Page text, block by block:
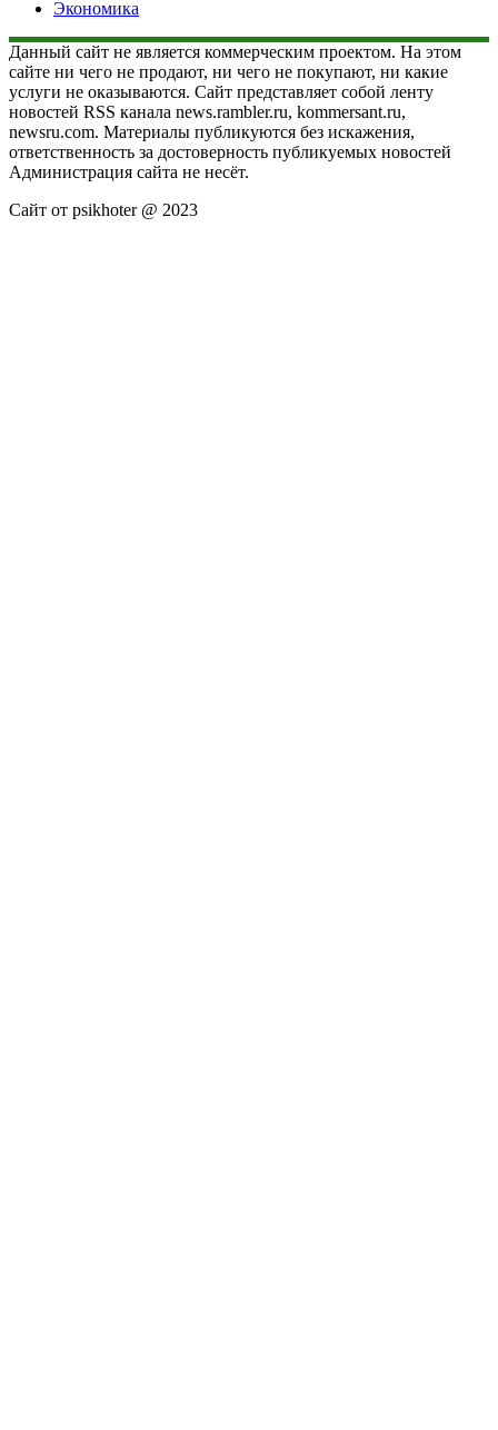
Экономика
Данный сайт не является коммерческим проектом. На этом
сайте ни чего не продают, ни чего не покупают, ни какие
услуги не оказываются. Сайт представляет собой ленту
новостей RSS канала news.rambler.ru, kommersant.ru,
newsru.com. Материалы публикуются без искажения,
ответственность за достоверность публикуемых новостей
Администрация сайта не несёт.
Сайт от psikhoter @ 2023